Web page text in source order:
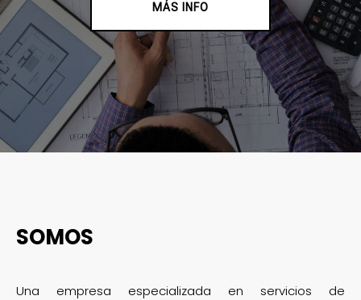
MÁS INFO
SOMOS
Una empresa especializada en servicios de